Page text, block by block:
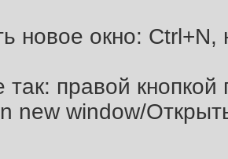
новое окно: Ctrl+N,
так: правой
new window/